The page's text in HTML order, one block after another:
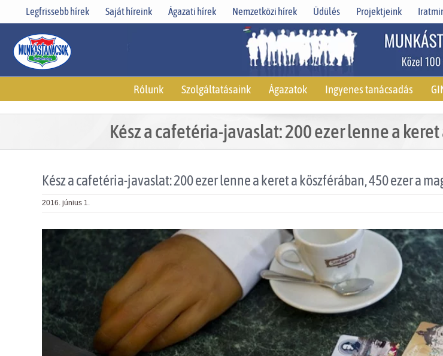
Legfrissebb hírek Saját híreink Ágazati hírek Nemzetközi hírek Üdülés Projektjeink
Rólunk Szolgáltatásaink Ágazatok Ingyenes tanácsadás
Kész a cafetéria-javaslat: 200 ezer lenne a
Kész a cafetéria-javaslat: 200 ezer lenne a keret a köszférában, 450 ezer a
2016. június 1.
Larger